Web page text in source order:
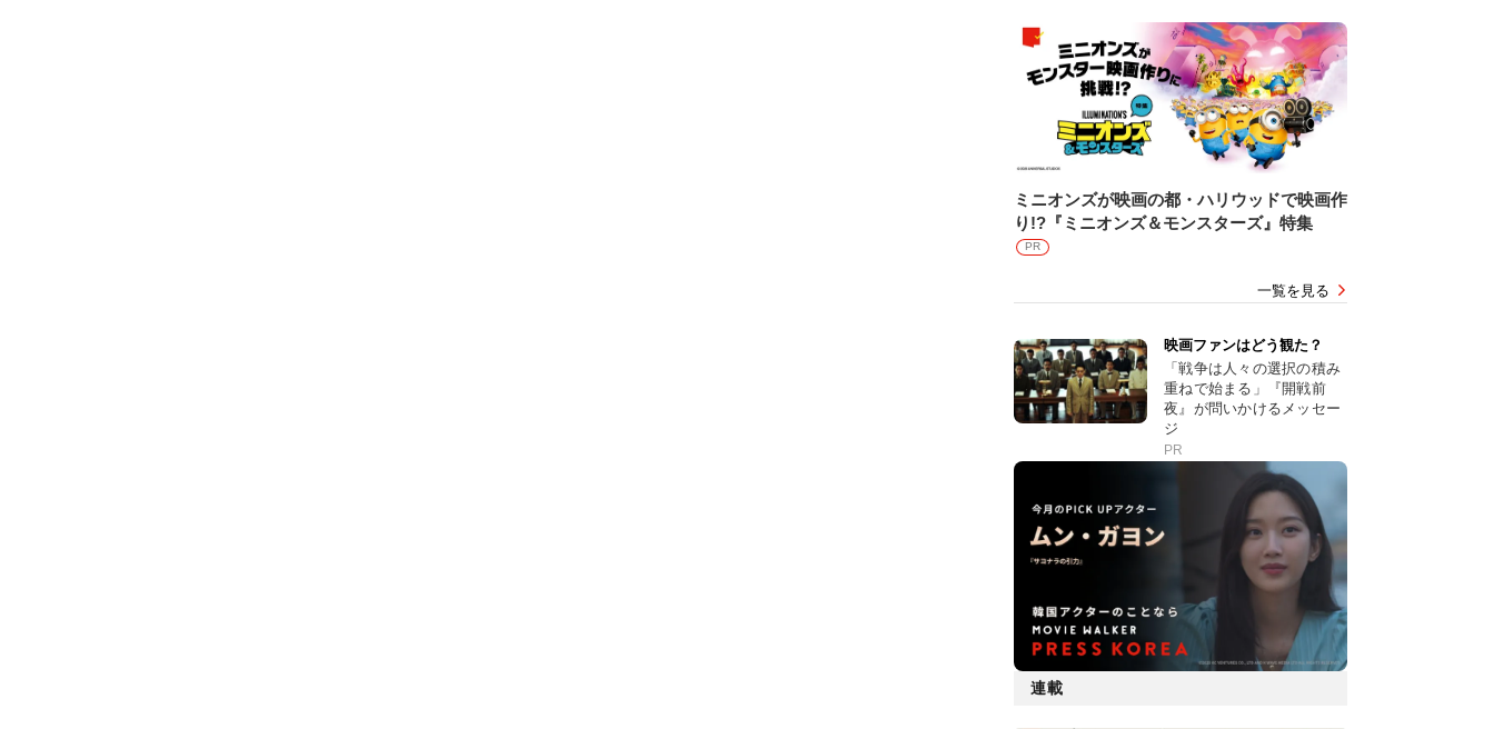
ミニオンズが映画の都・ハリウッドで映画作
り!?『ミニオンズ＆モンスターズ』特集
PR
一覧を見る
映画ファンはどう観た？
「戦争は人々の選択の積み
重ねで始まる」『開戦前
夜』が問いかけるメッセー
ジ
PR
連載